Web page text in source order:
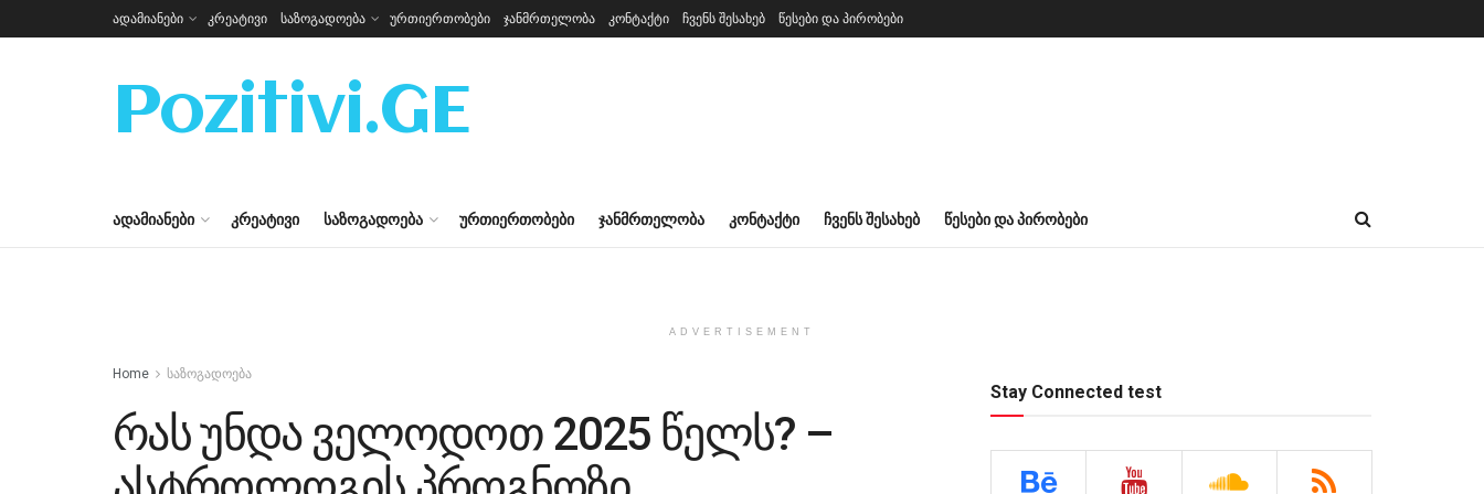
ადამიანები კრეატივი საზოგადოება ურთიერთობები ჯანმრთელობა კონტაქტი ჩვენს შესახებ წესები და პირობები
Pozitivi.GE
ᲐᲓᲐᲛᲘᲐᲜᲔᲑᲘ ᲙᲠᲔᲐᲢᲘᲕᲘ ᲡᲐᲖᲝᲒᲐᲓᲝᲔᲑᲐ ᲣᲠᲗᲘᲔᲠᲗᲝᲑᲔᲑᲘ ᲯᲐᲜᲛᲠᲗᲔᲚᲝᲑᲐ ᲙᲝᲜᲢᲐᲥᲢᲘ ᲩᲕᲔᲜᲡ ᲨᲔᲡᲐᲮᲔᲑ ᲬᲔᲡᲔᲑᲘ ᲓᲐ ᲞᲘᲠᲝᲑᲔᲑᲘ
ADVERTISEMENT
Home საზოგადოება
რას უნდა ველოდოთ 2025 წელს? –
Stay Connected test